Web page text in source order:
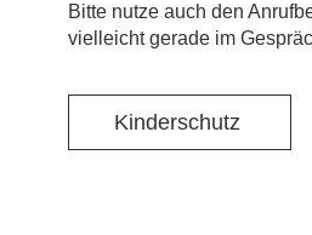
​Bitte nutze auch den
vielleicht gerade im
Kinderschutz